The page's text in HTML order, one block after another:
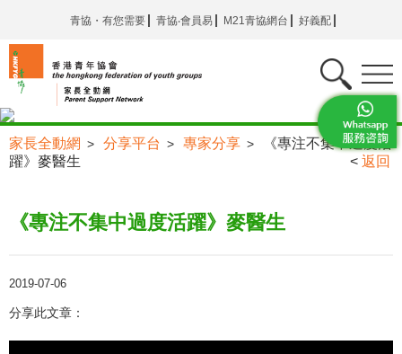
青協・有您需要 青協‧會員易 M21青協網台 好義配
家長全動網 > 分享平台 > 專家分享 >
《專注不集中過度活
躍》麥醫生
< 返回
《專注不集中過度活躍》麥醫生
2019-07-06
分享此文章：